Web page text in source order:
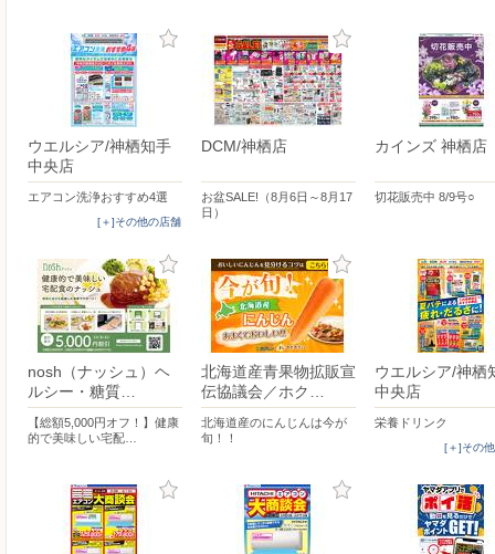
ウエルシア/神栖知手
中央店
エアコン洗浄おすすめ4選
[＋]その他の店舗
DCM/神栖店
お盆SALE!（8月6日～8月17
日）
カインズ 神栖店
切花販売中 8/9号○
nosh（ナッシュ）ヘ
ルシー・糖質…
【総額5,000円オフ！】健康
的で美味しい宅配…
北海道産青果物拡販宣
伝協議会／ホク…
北海道産のにんじんは今が
旬！！
ウエルシア/神栖
中央店
栄養ドリンク
[＋]その